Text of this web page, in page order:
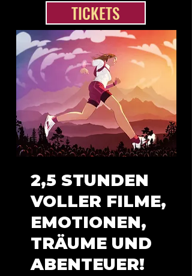
TICKETS
2,5 STUNDEN
VOLLER FILME,
EMOTIONEN,
TRÄUME UND
ABENTEUER!